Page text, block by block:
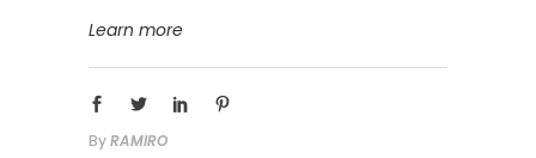
Learn more
ByRAMIRO